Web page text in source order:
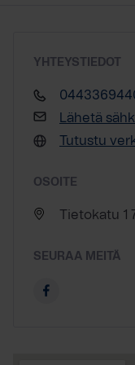
YHTEYSTIEDOT
Lähetä
Tutustu
OSOITE
Tietokatu 1
SEURAA MEITÄ